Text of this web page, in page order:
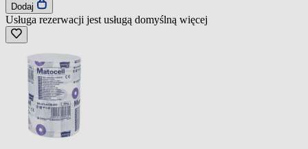
Dodaj
Usługa rezerwacji jest usługą domyślną więcej